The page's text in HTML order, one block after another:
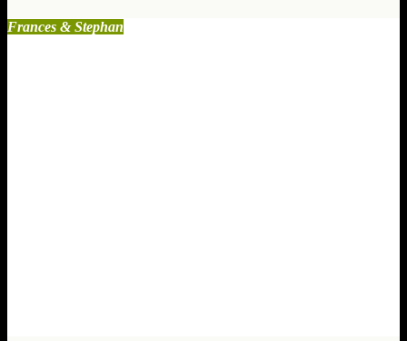
Frances & Stephan